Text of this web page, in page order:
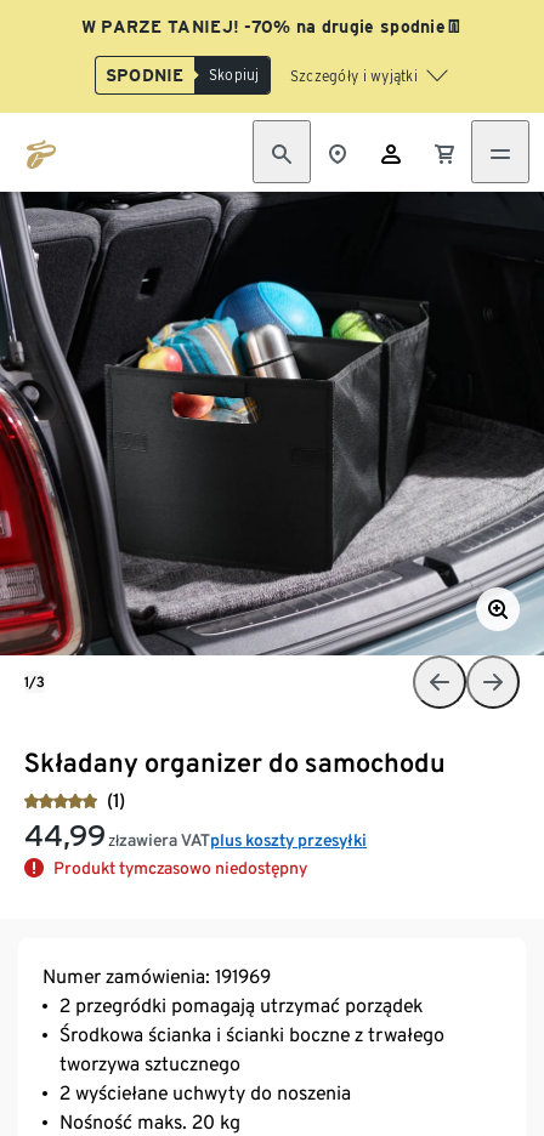
W PARZE TANIEJ! -70% na drugie spodnie👖
SPODNIE Skopiuj Szczegóły i wyjątki
Składany organizer do samochodu
(1)
44,99 złzawiera VATplus koszty przesyłki
Produkt tymczasowo niedostępny
1/3
Numer zamówienia: 191969
2 przegródki pomagają utrzymać porządek
Środkowa ścianka i ścianki boczne z trwałego
tworzywa sztucznego
2 wyściełane uchwyty do noszenia
Nośność maks. 20 kg